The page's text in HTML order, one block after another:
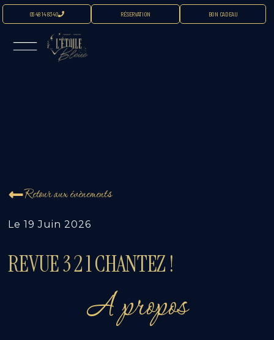
06 48 14 83 40 RÉSERVATION BON CADEAU
Retour aux évènements
Le19 Juin 2026
REVUE 3 2 1 CHANTEZ !
A propos